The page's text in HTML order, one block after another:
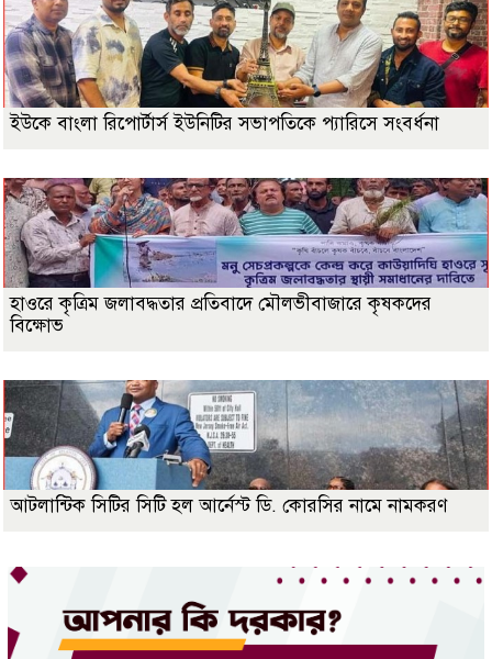
ইউকে বাংলা রিপোর্টার্স ইউনিটির সভাপতিকে প্যারিসে সংবর্ধনা
হাওরে কৃত্রিম জলাবদ্ধতার প্রতিবাদে মৌলভীবাজারে কৃষকদের
বিক্ষোভ
আটলান্টিক সিটির সিটি হল আর্নেস্ট ডি. কোরসির নামে নামকরণ